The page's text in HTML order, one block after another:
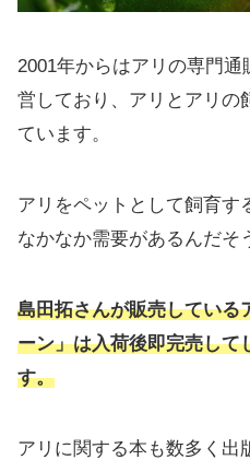
2001年からはアリの専門
営しており、アリとアリの
ています。
アリをペットとして飼育す
なかなか需要があるんだそ
島田拓さんが販売している
ーン」は入荷後即完売して
す。
アリに関する本も数多く出